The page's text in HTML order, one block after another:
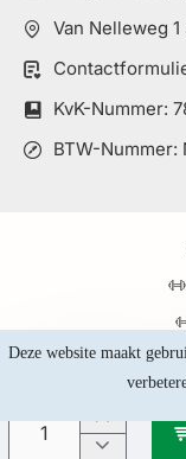
Deze website maakt
Van Nelleweg
KvK-Nummer:
BTW-Nummer: